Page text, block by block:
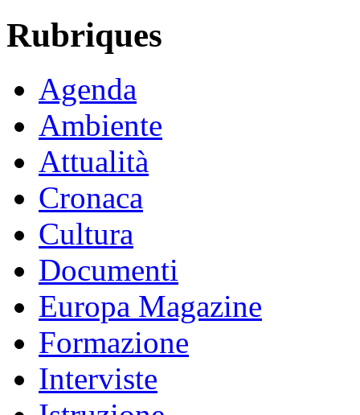
Rubriques
Agenda
Ambiente
Attualità
Cronaca
Cultura
Documenti
Europa Magazine
Formazione
Interviste